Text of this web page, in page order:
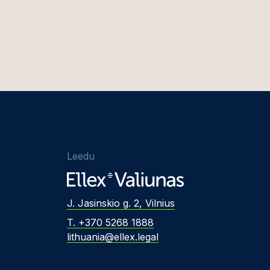
Leedu
J. Jasinskio g. 2, Vilnius
T. +370 5268 1888
lithuania@ellex.legal